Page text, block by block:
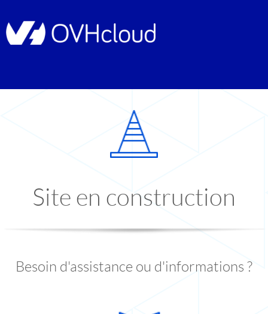
Site en construction
Besoin d'assistance ou d'informations ?